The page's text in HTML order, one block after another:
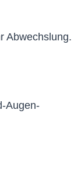
Abwechslung.
Augen-